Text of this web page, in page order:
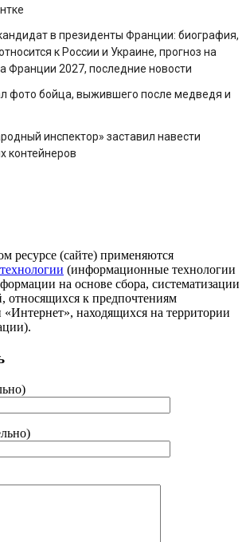
в президенты Франции: биография,
к России и Украине, прогноз на
Франции 2027, последние новости
фото бойца, выжившего после медведя и
инспектор» заставил навести
контейнеров
ресурсе (сайте) применяются
(информационные технологии
на основе сбора, систематизации
относящихся к предпочтениям
«Интернет», находящихся на территории